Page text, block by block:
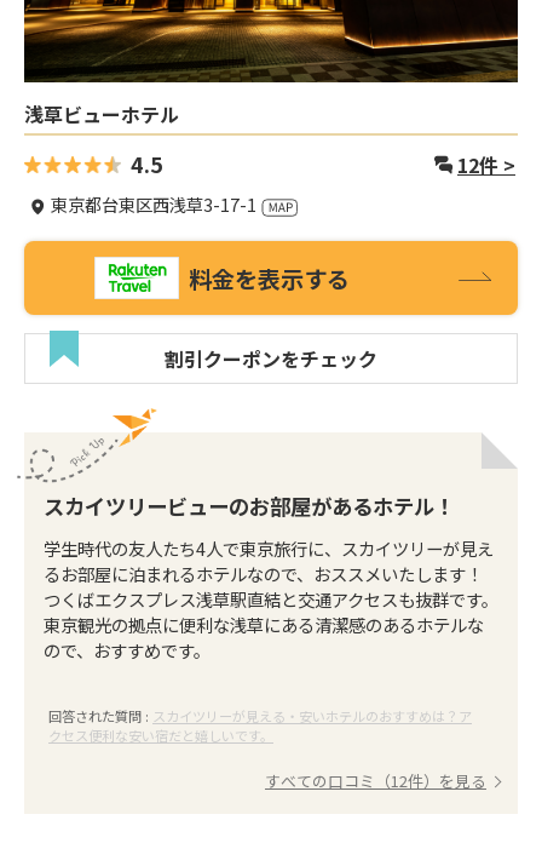
浅草ビューホテル
4.5 12件 >
東京都台東区西浅草3-17-1
料金を表示する
割引クーポンをチェック
スカイツリービューのお部屋があるホテル！
学生時代の友人たち4人で東京旅行に、スカイツリーが見え
るお部屋に泊まれるホテルなので、おススメいたします！
つくばエクスプレス浅草駅直結と交通アクセスも抜群です。
東京観光の拠点に便利な浅草にある清潔感のあるホテルな
ので、おすすめです。
回答された質問 : スカイツリーが見える・安いホテルのおすすめは？ア
クセス便利な安い宿だと嬉しいです。
すべての口コミ（12件）を見る